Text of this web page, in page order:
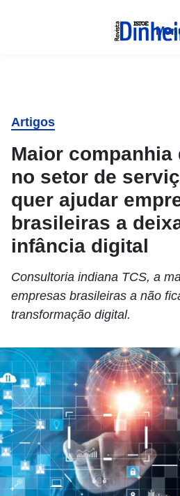
Artigos
Maior companhia
no setor de
quer ajudar
brasileiras a
infância digital
Consultoria indiana TCS, a
empresas brasileiras a não
transformação digital.